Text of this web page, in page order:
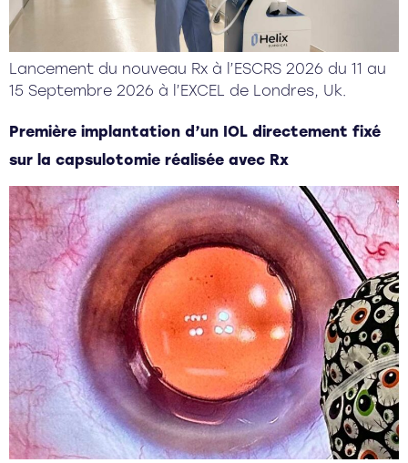
Lancement du nouveau Rx à l’ESCRS 2026 du 11 au
15 Septembre 2026 à l’EXCEL de Londres, Uk.
Première implantation d’un IOL directement fixé
sur la capsulotomie réalisée avec Rx